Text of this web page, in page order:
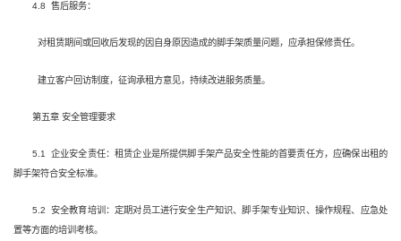
4.8 售后服务：
对租赁期间或回收后发现的因自身原因造成的脚手架质量问题，应承担保修责任。
建立客户回访制度，征询承租方意见，持续改进服务质量。
第五章 安全管理要求
5.1 企业安全责任：租赁企业是所提供脚手架产品安全性能的首要责任方，应确保出租的
脚手架符合安全标准。
5.2 安全教育培训：定期对员工进行安全生产知识、脚手架专业知识、操作规程、应急处
置等方面的培训考核。